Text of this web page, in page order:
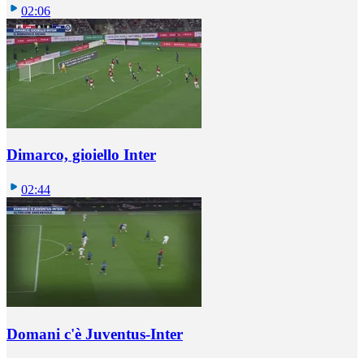
02:06
Dimarco, gioiello Inter
02:44
Domani c'è Juventus-Inter